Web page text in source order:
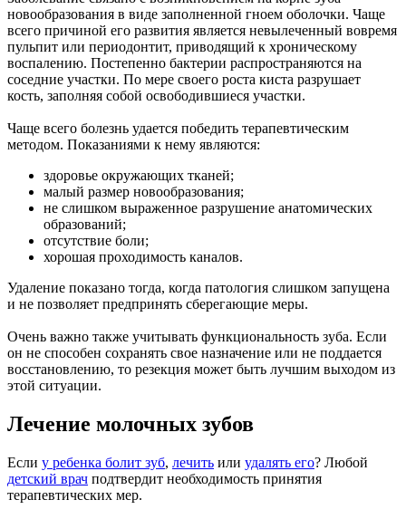
новообразования в виде заполненной гноем оболочки. Чаще
всего причиной его развития является невылеченный вовремя
пульпит или периодонтит, приводящий к хроническому
воспалению. Постепенно бактерии распространяются на
соседние участки. По мере своего роста киста разрушает
кость, заполняя собой освободившиеся участки.
Чаще всего болезнь удается победить терапевтическим
методом. Показаниями к нему являются:
здоровье окружающих тканей;
малый размер новообразования;
не слишком выраженное разрушение анатомических
образований;
отсутствие боли;
хорошая проходимость каналов.
Удаление показано тогда, когда патология слишком запущена
и не позволяет предпринять сберегающие меры.
Очень важно также учитывать функциональность зуба. Если
он не способен сохранять свое назначение или не поддается
восстановлению, то резекция может быть лучшим выходом из
этой ситуации.
Лечение молочных зубов
Если у ребенка болит зуб, лечить или удалять его? Любой
детский врач подтвердит необходимость принятия
терапевтических мер.